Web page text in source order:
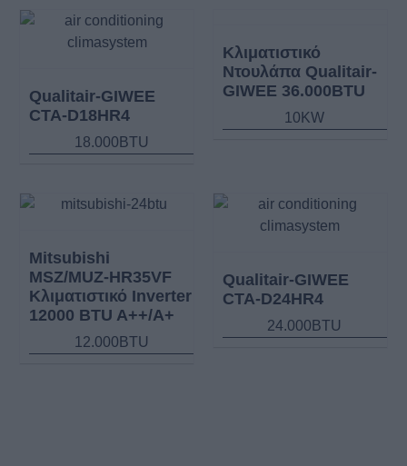
Qualitair-GIWEE
CTA-D18HR4
18.000BTU
Κλιματιστικό
Ντουλάπα Qualitair-
GIWEE 36.000BTU
10KW
Mitsubishi
MSZ/MUZ-HR35VF
Κλιματιστικό Inverter
12000 BTU A++/A+
12.000BTU
Qualitair-GIWEE
CTA-D24HR4
24.000BTU